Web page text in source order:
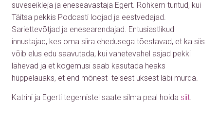
suveseikleja ja eneseavastaja Egert. Rohkem tuntud, kui
Täitsa pekkis Podcasti loojad ja eestvedajad.
Sariettevõtjad ja enesearendajad. Entusiastlikud
innustajad, kes oma siira ehedusega tõestavad, et ka siis
võib elus edu saavutada, kui vahetevahel asjad pekki
lähevad ja et kogemusi saab kasutada heaks
hüppelauaks, et end mõnest teisest uksest läbi murda.
Katrini ja Egerti tegemistel saate silma peal hoida siit.